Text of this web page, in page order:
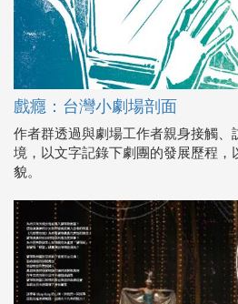
戲癮：台灣小劇場剖面
作者群透過與劇場工作者親身接觸、
境，以文字記錄下劇團的發展歷程，
貌。